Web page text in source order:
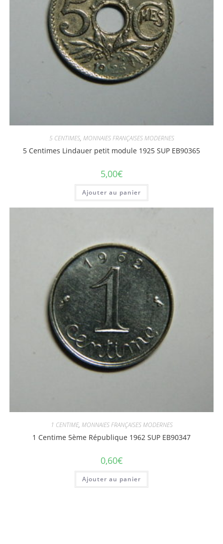
5 CENTIMES, MONNAIES FRANÇAISES MODERNES
5 Centimes Lindauer petit module 1925 SUP EB90365
5,00€
Ajouter au panier
1 CENTIME, MONNAIES FRANÇAISES MODERNES
1 Centime 5ème République 1962 SUP EB90347
0,60€
Ajouter au panier